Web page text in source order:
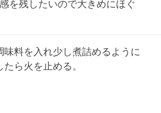
を残したいので大きめにほぐ
味料を入れ少し煮詰めるように
たら火を止める。